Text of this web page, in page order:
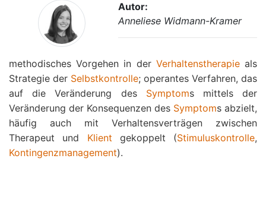
Autor:
Anneliese Widmann-Kramer
methodisches Vorgehen in der Verhaltenstherapieals
Strategie der Selbstkontrolle; operantes Verfahren, das
auf die Veränderung des Symptoms mittels der
Veränderung der Konsequenzen des Symptoms abzielt,
häufig auch mit Verhaltensverträgen zwischen
Therapeut und Klient gekoppelt (Stimuluskontrolle,
Kontingenzmanagement).